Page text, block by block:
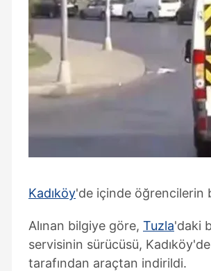
Kadıköy'de içinde öğrencilerin
Alınan bilgiye göre, Tuzla'daki
servisinin sürücüsü,
tarafından araçtan indirildi.